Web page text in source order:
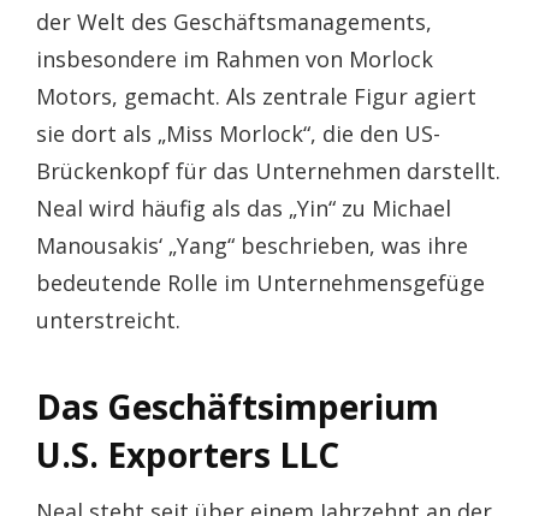
der Welt des Geschäftsmanagements,
insbesondere im Rahmen von Morlock
Motors, gemacht. Als zentrale Figur agiert
sie dort als „Miss Morlock“, die den US-
Brückenkopf für das Unternehmen darstellt.
Neal wird häufig als das „Yin“ zu Michael
Manousakis‘ „Yang“ beschrieben, was ihre
bedeutende Rolle im Unternehmensgefüge
unterstreicht.
Das Geschäftsimperium
U.S. Exporters LLC